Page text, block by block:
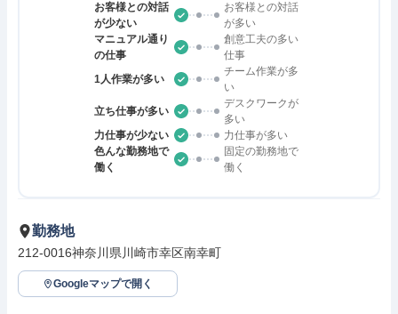
お客様との対話
が少ない
お客様との対話
が多い
マニュアル通り
の仕事
創意工夫の多い
仕事
1人作業が多い
チーム作業が多
い
立ち仕事が多い
デスクワークが
多い
力仕事が少ない
力仕事が多い
色んな勤務地で
働く
固定の勤務地で
働く
勤務地
212-0016神奈川県川崎市幸区南幸町
Googleマップで開く